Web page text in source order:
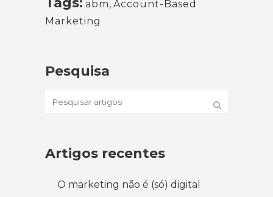
abm, Account-Based
Marketing
Pesquisa
Artigos recentes
O marketing não é (só) digital